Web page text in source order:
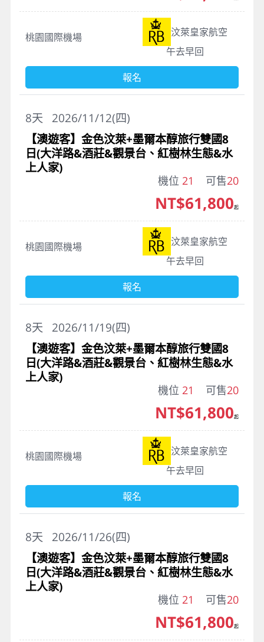
桃園國際機場
汶萊皇家航空
午去早回
報名
2026/11/12(四)
8天
【澳遊客】金色汶萊+墨爾本醇旅行雙國8
日(大洋路&酒莊&觀景台、紅樹林生態&水
上人家)
機位 21 可售20
桃園國際機場
汶萊皇家航空
午去早回
NT$61,800起
報名
2026/11/19(四)
8天
【澳遊客】金色汶萊+墨爾本醇旅行雙國8
日(大洋路&酒莊&觀景台、紅樹林生態&水
上人家)
機位 21 可售20
桃園國際機場
汶萊皇家航空
午去早回
NT$61,800起
報名
2026/11/26(四)
8天
【澳遊客】金色汶萊+墨爾本醇旅行雙國8
日(大洋路&酒莊&觀景台、紅樹林生態&水
上人家)
機位 21 可售20
NT$61,800起